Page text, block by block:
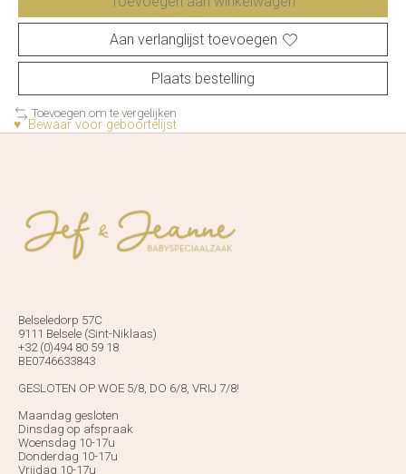
Aan verlanglijst toevoegen
Plaats bestelling
Toevoegen om te vergelijken
♥ Bewaar voor geboortelijst
Belseledorp 57C
9111 Belsele (Sint-Niklaas)
+32 (0)494 80 59 18
BE0746633843
GESLOTEN OP WOE 5/8, DO 6/8, VRIJ 7/8!
Maandag gesloten
Dinsdag op afspraak
Woensdag 10-17u
Donderdag 10-17u
Vrijdag 10-17u